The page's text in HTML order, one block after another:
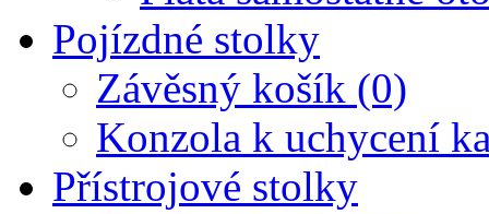
Pojízdné stolky
Závěsný košík (0)
Konzola k uchycení
Přístrojové stolky